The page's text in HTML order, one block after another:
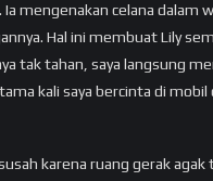
mengenakan celana dalam
Hal ini membuat Lily
tak tahan, saya langsung
kali saya bercinta di
karena ruang gerak agak